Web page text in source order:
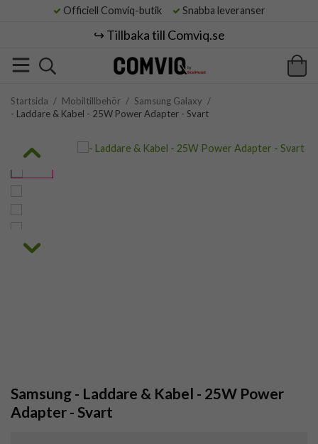
Officiell Comviq-butik Snabba leveranser
↪️ Tillbaka till Comviq.se
Startsida / Mobiltillbehör / Samsung Galaxy /
- Laddare & Kabel - 25W Power Adapter - Svart
Samsung - Laddare & Kabel - 25W Power
Adapter - Svart